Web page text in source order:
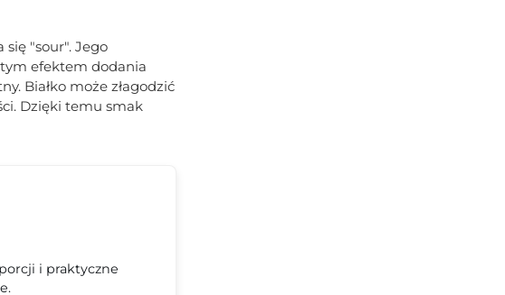
"sour". Jego
efektem dodania
Białko może złagodzić
Dzięki temu smak
i praktyczne